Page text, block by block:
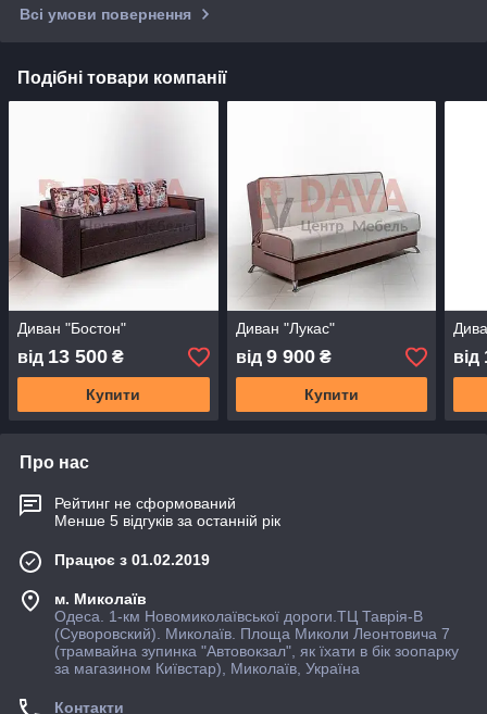
Всі умови повернення
Подібні товари компанії
Диван "Бостон"
від 13 500 ₴
Купити
Диван "Лукас"
від 9 900₴
Купити
від
Про нас
Рейтинг не сформований
Менше 5 відгуків за останній рік
Працює з 01.02.2019
м. Миколаїв
Одеса. 1-км Новомиколаївської дороги.ТЦ Таврія-В
(Суворовский). Миколаїв. Площа Миколи Леонтовича 7
(трамвайна зупинка "Автовокзал", як їхати в бiк зоопарку
за магазином Київстар), Миколаїв, Україна
Контакти